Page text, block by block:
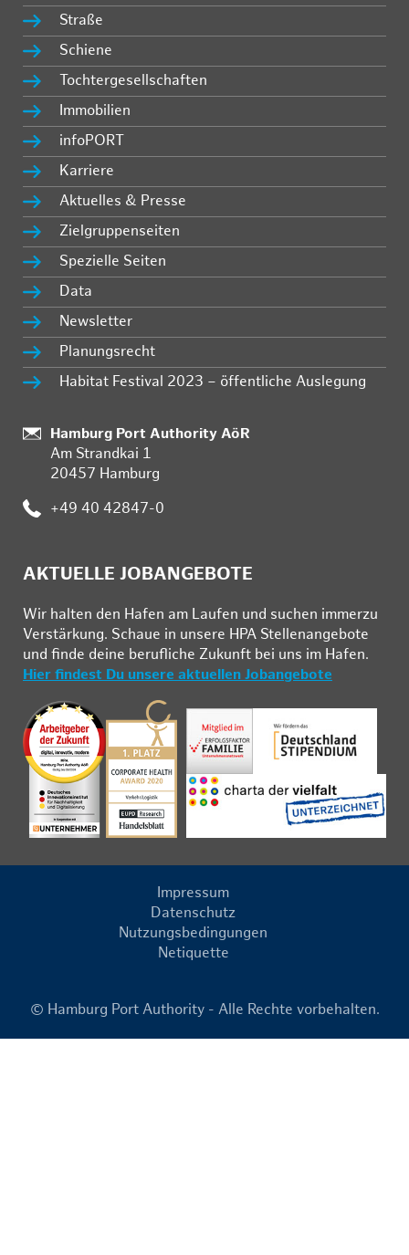
Straße
Schiene
Tochtergesellschaften
Immobilien
infoPORT
Karriere
Aktuelles & Presse
Zielgruppenseiten
Spezielle Seiten
Data
Newsletter
Planungsrecht
Habitat Festival 2023 – öffentliche Auslegung
:
Hamburg Port Authority AöR
Am Strandkai 1
20457 Hamburg
: +49 40 42847-0
AKTUELLE JOBANGEBOTE
Wir hal­ten den Ha­fen am Lau­fen und su­chen im­mer­zu
Ver­stär­kung. Schau­e in un­se­re HPA Stel­len­an­ge­bo­te
und fin­de deine be­ruf­li­che Zu­kunft bei uns im Ha­fen.
Hier findest Du unsere aktuellen Jobangebote
Impressum
Datenschutz
Nutzungsbedingungen
Netiquette
© Hamburg Port Authority - Alle Rechte vorbehalten.